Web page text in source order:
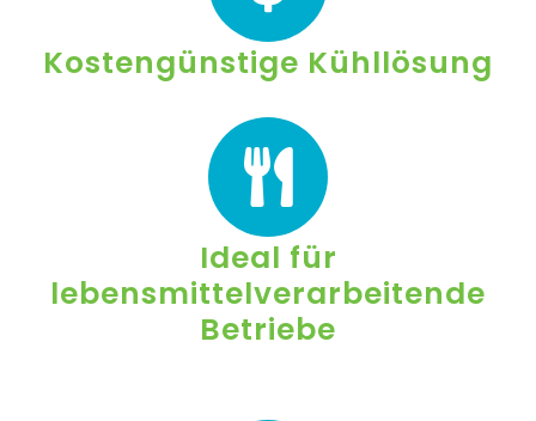
Kostengünstige Kühllösung
Ideal für
lebensmittelverarbeitende
Betriebe